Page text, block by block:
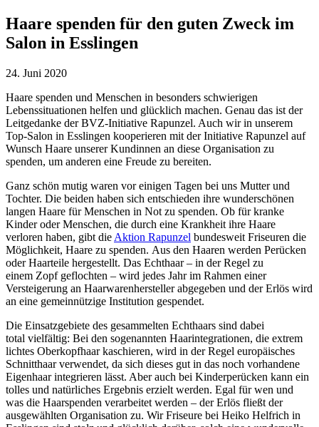
Haare spenden für den guten Zweck im
Salon in Esslingen
24. Juni 2020
Haare spenden und Menschen in besonders schwierigen
Lebenssituationen helfen und glücklich machen. Genau das ist der
Leitgedanke der BVZ-Initiative Rapunzel. Auch wir in unserem
Top-Salon in Esslingen kooperieren mit der Initiative Rapunzel auf
Wunsch Haare unserer Kundinnen an diese Organisation zu
spenden, um anderen eine Freude zu bereiten.
Ganz schön mutig waren vor einigen Tagen bei uns Mutter und
Tochter. Die beiden haben sich entschieden ihre wunderschönen
langen Haare für Menschen in Not zu spenden. Ob für kranke
Kinder oder Menschen, die durch eine Krankheit ihre Haare
verloren haben, gibt die Aktion Rapunzel bundesweit Friseuren die
Möglichkeit, Haare zu spenden. Aus den Haaren werden Perücken
oder Haarteile hergestellt. Das Echthaar – in der Regel zu
einem Zopf geflochten – wird jedes Jahr im Rahmen einer
Versteigerung an Haarwarenhersteller abgegeben und der Erlös wird
an eine gemeinnützige Institution gespendet.
Die Einsatzgebiete des gesammelten Echthaars sind dabei
total vielfältig: Bei den sogenannten Haarintegrationen, die extrem
lichtes Oberkopfhaar kaschieren, wird in der Regel europäisches
Schnitthaar verwendet, da sich dieses gut in das noch vorhandene
Eigenhaar integrieren lässt. Aber auch bei Kinderperücken kann ein
tolles und natürliches Ergebnis erzielt werden. Egal für wen und
was die Haarspenden verarbeitet werden – der Erlös fließt der
ausgewählten Organisation zu. Wir Friseure bei Heiko Helfrich in